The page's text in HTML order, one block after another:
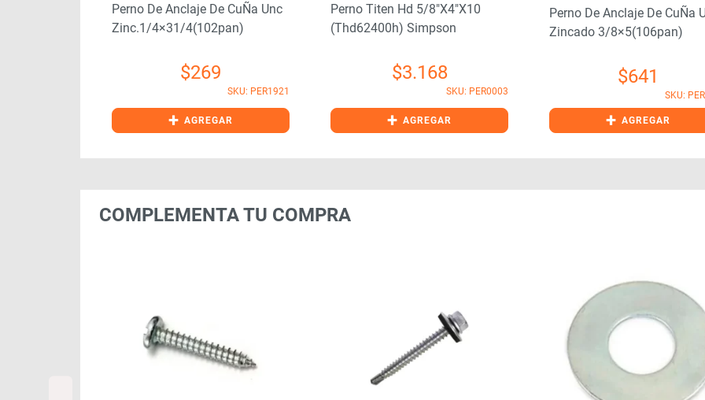
Perno De Anclaje De CuÑa Unc
Zinc.1/4×31/4(102pan)
$269
SKU: PER1921
+ AGREGAR
Perno Titen Hd 5/8″x4″x10
(thd62400h) Simpson
$3.168
SKU: PER0003
+ AGREGAR
Perno De Anclaje De CuÑa
Zincado 3/8×5(106pan)
$641
SKU:
+ AGREGAR
COMPLEMENTA TU COMPRA